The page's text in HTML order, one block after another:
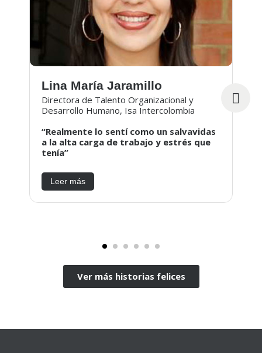
Lina María Jaramillo
Directora de Talento Organizacional y
Desarrollo Humano, Isa Intercolombia
“Realmente lo sentí como un salvavidas
a la alta carga de trabajo y estrés que
tenía”
Leer más
Ver más historias felices